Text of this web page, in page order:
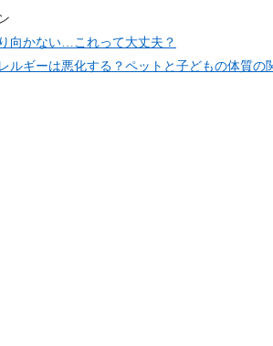
向かない…これって大丈夫？
ルギーは悪化する？ペットと子どもの体質の